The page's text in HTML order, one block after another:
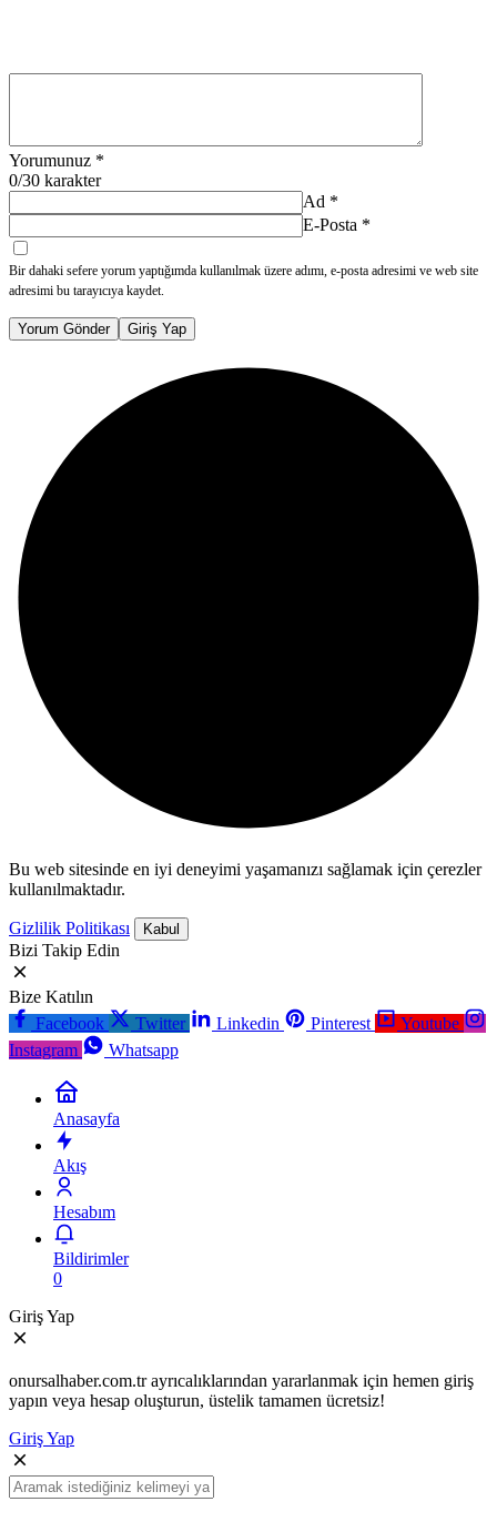
Yorumunuz *
0/30 karakter
Ad *
E-Posta *
Bir dahaki sefere yorum yaptığımda kullanılmak üzere adımı, e-posta adresimi ve web site
adresimi bu tarayıcıya kaydet.
Yorum Gönder Giriş Yap
Bu web sitesinde en iyi deneyimi yaşamanızı sağlamak için çerezler
kullanılmaktadır.
Gizlilik Politikası Kabul
Bizi Takip Edin
Bize Katılın
Facebook
Twitter Linkedin Pinterest
Youtube
Instagram
Whatsapp
Anasayfa
Akış
Hesabım
Bildirimler
0
Giriş Yap
onursalhaber.com.tr ayrıcalıklarından yararlanmak için hemen giriş
yapın veya hesap oluşturun, üstelik tamamen ücretsiz!
Giriş Yap